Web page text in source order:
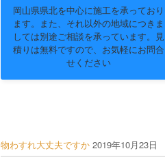
岡山県県北を中心に施工を承っており
ます。また、それ以外の地域につきま
しては別途ご相談を承っています。見
積りは無料ですので、お気軽にお問合
せください
物わすれ大丈夫ですか 2019年10月23日